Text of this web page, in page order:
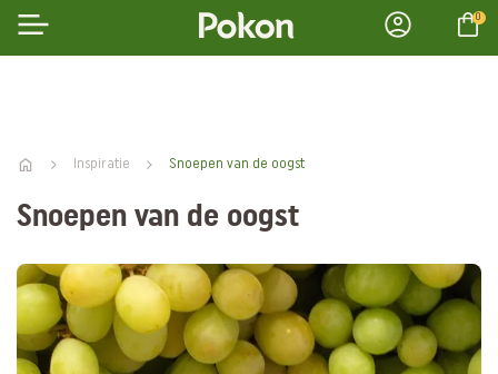
0
Inspiratie Snoepen van de oogst
Snoepen van de oogst